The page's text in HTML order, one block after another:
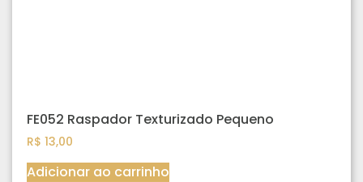
FE052 Raspador Texturizado Pequeno
R$ 13,00
Adicionar ao carrinho